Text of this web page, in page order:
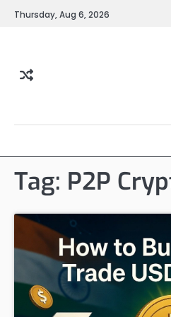
SkipThursday, Aug 6, 2026
Tag: P2P